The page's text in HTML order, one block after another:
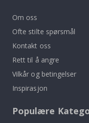
Om oss
Ofte stilte spørsmål
Kontakt oss
Rett til å angre
Vilkår og betingelser
Inspirasjon
Populære